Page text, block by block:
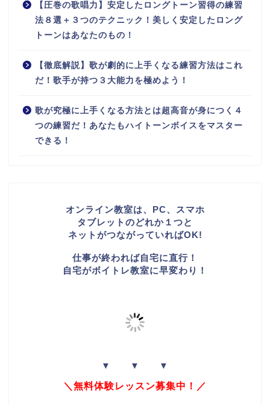
【圧巻の歌唱力】安定したロングトーン習得の練習
法８選＋３つのテクニック！美しく安定したロング
トーンはあなたのもの！
【徹底解説】歌が劇的に上手くなる練習方法はこれ
だ！歌手が持つ３大能力を極めよう！
歌が究極に上手くなる方法とは超高音が身につく４
つの練習だ！あなたもハイトーンボイスをマスター
できる！
オンライン教室は、PC、スマホ
タブレットのどれか１つと
ネットがつながっていればOK!
仕事が終われば自宅に直行！
自宅がボイトレ教室に早変わり！
▼ ▼ ▼
＼無料体験レッスン募集中！／